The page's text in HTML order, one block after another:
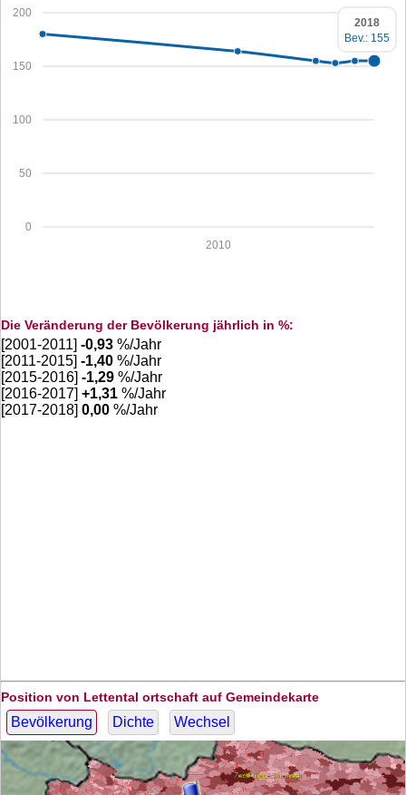
0
50
100
150
200
2010
2018
Bev.: 155
Die Veränderung der Bevölkerung jährlich in %:
[2001-2011] -0,93 %/Jahr
[2011-2015] -1,40 %/Jahr
[2015-2016] -1,29 %/Jahr
[2016-2017] +1,31 %/Jahr
[2017-2018] 0,00 %/Jahr
Position von Lettental ortschaft auf Gemeindekarte
Bevölkerung Dichte Wechsel